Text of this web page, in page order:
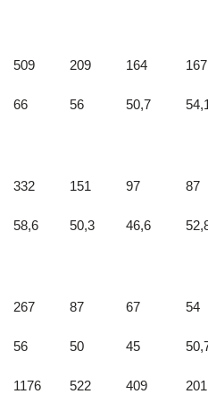
509 209 164 167
66 56 50,7
332 151 97 87
58,6 50,3 46,6
267 87 67 54
56 50 45
1176 522 409 201